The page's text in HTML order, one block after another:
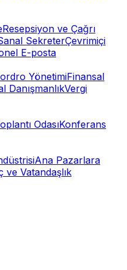
Resepsiyon ve Çağrı
SekreterÇevrimiçi
E-posta
YönetimiFinansal
DanışmanlıkVergi
OdasıKonferans
Ana Pazarlara
ve Vatandaşlık